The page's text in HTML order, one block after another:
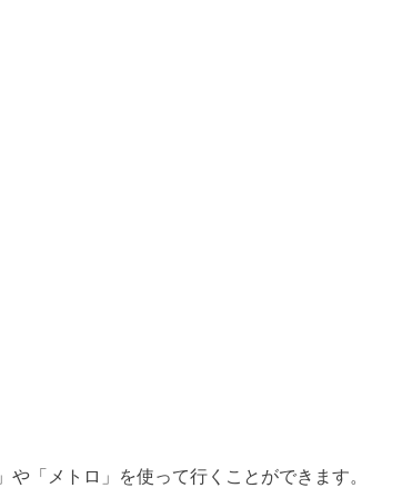
」や「メトロ」を使って行くことができます。